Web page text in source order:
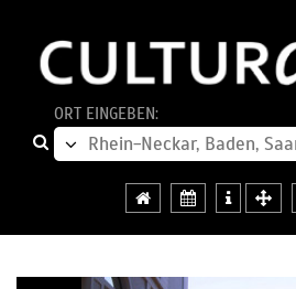
ORT EINGEBEN: